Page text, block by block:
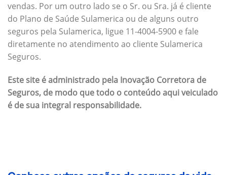
vendas. Por um outro lado se o Sr. ou Sra. já é cliente
do Plano de Saúde Sulamerica ou de alguns outro
seguros pela Sulamerica, ligue 11-4004-5900 e fale
diretamente no atendimento ao cliente Sulamerica
Seguros.
Este site é administrado pela Inovação Corretora de
Seguros, de modo que todo o conteúdo aqui veiculado
é de sua integral responsabilidade.